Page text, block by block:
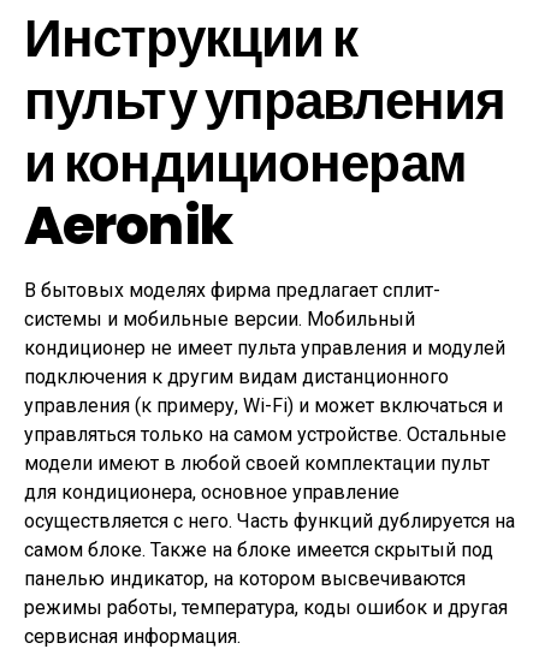
Инструкции к
пульту управления
и кондиционерам
Aeronik
В бытовых моделях фирма предлагает сплит-
системы и мобильные версии. Мобильный
кондиционер не имеет пульта управления и модулей
подключения к другим видам дистанционного
управления (к примеру, Wi-Fi) и может включаться и
управляться только на самом устройстве. Остальные
модели имеют в любой своей комплектации пульт
для кондиционера, основное управление
осуществляется с него. Часть функций дублируется на
самом блоке. Также на блоке имеется скрытый под
панелью индикатор, на котором высвечиваются
режимы работы, температура, коды ошибок и другая
сервисная информация.